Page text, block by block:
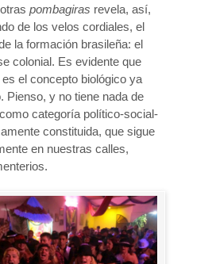
pombagiras revela, así,
de los velos cordiales, el
la formación brasileña: el
colonial. Es evidente que
el concepto biológico ya
Pienso, y no tiene nada de
categoría político-social-
constituida, que sigue
en nuestras calles,